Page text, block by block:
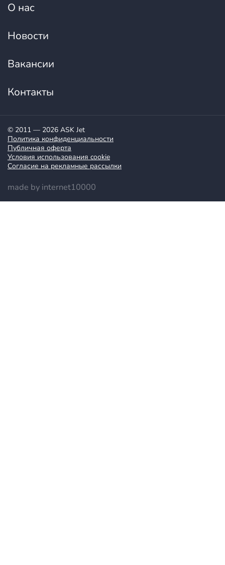
О нас
Новости
Вакансии
Контакты
© 2011 — 2026 ASK Jet
Политика конфиденциальности
Публичная оферта
Условия использования cookie
Согласие на рекламные рассылки
made by internet10000